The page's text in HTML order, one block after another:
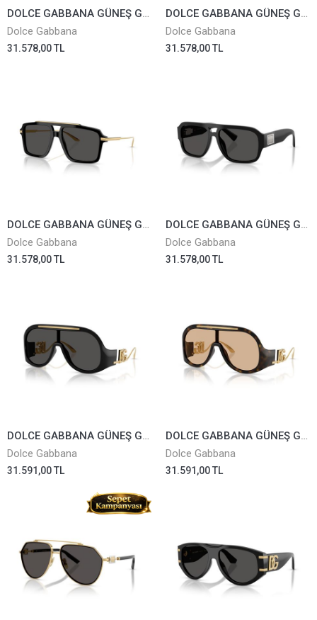
DOLCE GABBANA GÜNEŞ GÖZLÜĞÜ 4477-3446/73
Dolce Gabbana
31.578,00 TL
DOLCE GABBANA GÜNEŞ GÖZLÜĞÜ 4477-3447/S7
Dolce Gabbana
31.578,00 TL
DOLCE GABBANA GÜNEŞ GÖZLÜĞÜ 4477-501/87
Dolce Gabbana
31.578,00 TL
DOLCE GABBANA GÜNEŞ GÖZLÜĞÜ 4506-501/87
Dolce Gabbana
31.578,00 TL
DOLCE GABBANA GÜNEŞ GÖZLÜĞÜ 6202-501/87
Dolce Gabbana
31.591,00 TL
DOLCE GABBANA GÜNEŞ GÖZLÜĞÜ 6202-502/93
Dolce Gabbana
31.591,00 TL